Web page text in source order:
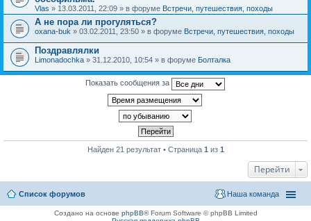
Vlas » 13.03.2011, 22:09 » в форуме Встречи, путешествия, походы
А не пора ли прогуляться?
oxana-buk » 03.02.2011, 23:50 » в форуме Встречи, путешествия, походы
Поздравлялки
Limonadochka » 31.12.2010, 10:54 » в форуме Болталка
Показать сообщения за
Найден 21 результат • Страница 1 из 1
Перейти
Список форумов Наша команда
Создано на основе phpBB® Forum Software © phpBB Limited